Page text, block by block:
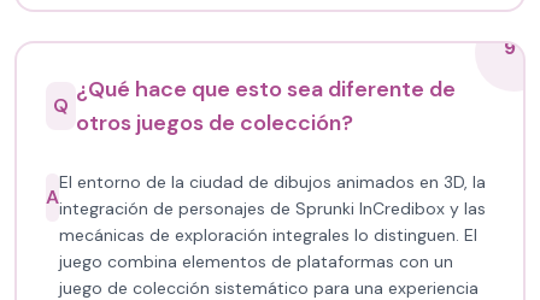
9
Q
¿Qué hace que esto sea diferente de
otros juegos de colección?
A
El entorno de la ciudad de dibujos animados en 3D, la
integración de personajes de Sprunki InCredibox y las
mecánicas de exploración integrales lo distinguen. El
juego combina elementos de plataformas con un
juego de colección sistemático para una experiencia